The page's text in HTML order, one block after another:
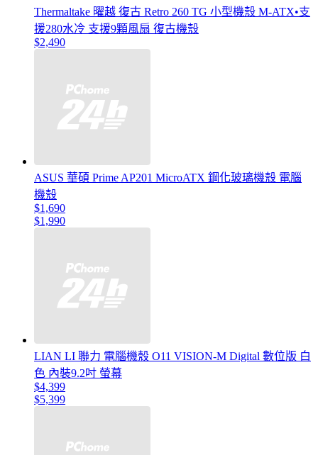
Thermaltake 曜越 復古 Retro 260 TG 小型機殼 M-ATX•支
援280水冷 支援9顆風扇 復古機殼
$2,490
ASUS 華碩 Prime AP201 MicroATX 鋼化玻璃機殼 電腦
機殼
$1,690
$1,990
LIAN LI 聯力 電腦機殼 O11 VISION-M Digital 數位版 白
色 內裝9.2吋 螢幕
$4,399
$5,399